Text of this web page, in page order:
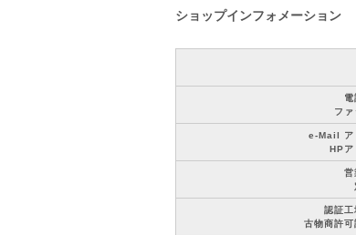
ショップインフォメーション
電
ファ
e-Mail ア
HPア
営
認証工
古物商許可